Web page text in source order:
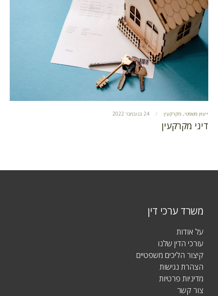
ייעוץ משפטי, מקרקעין 24 בנובמבר 2022
דיני מקרקעין
משרד ערכי דין
על אודות
עורכי הדין שלנו
קיצור הליכים משפטיים
הצהרת נגישות
מדיניות פרטיות
צור קשר